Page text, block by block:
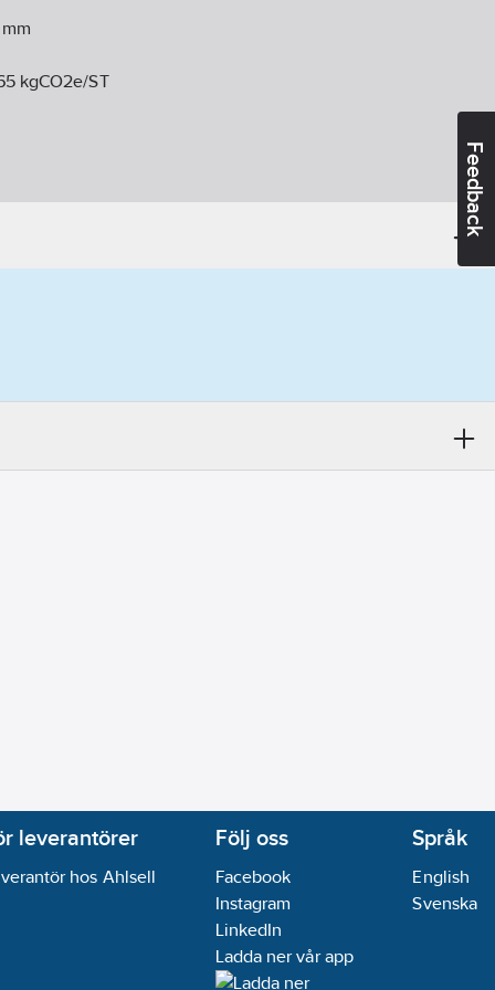
Feedback
mm
kgCO2e/ST
leverantörer
hos Ahlsell
Följ oss
Facebook
Instagram
LinkedIn
Ladda ner vår app
Språk
English
Svenska